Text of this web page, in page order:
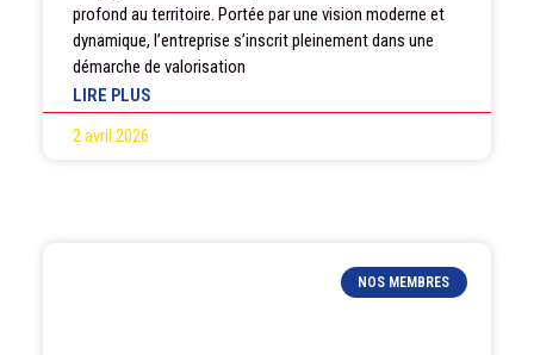
profond au territoire. Portée par une vision moderne et
dynamique, l’entreprise s’inscrit pleinement dans une
démarche de valorisation
LIRE PLUS
2 avril 2026
NOS MEMBRES